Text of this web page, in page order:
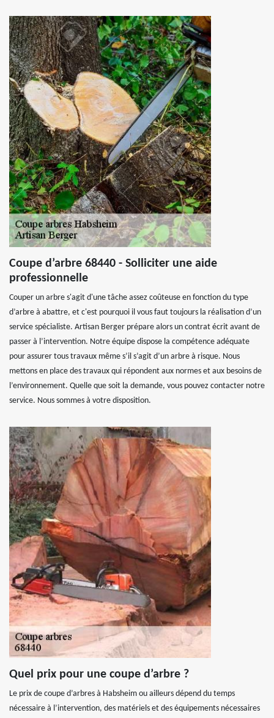
Coupe d’arbre 68440 - Solliciter une aide
professionnelle
Couper un arbre s'agit d'une tâche assez coûteuse en fonction du type
d’arbre à abattre, et c'est pourquoi il vous faut toujours la réalisation d’un
service spécialiste. Artisan Berger prépare alors un contrat écrit avant de
passer à l’intervention. Notre équipe dispose la compétence adéquate
pour assurer tous travaux même s’il s’agit d’un arbre à risque. Nous
mettons en place des travaux qui répondent aux normes et aux besoins de
l’environnement. Quelle que soit la demande, vous pouvez contacter notre
service. Nous sommes à votre disposition.
Quel prix pour une coupe d’arbre ?
Le prix de coupe d’arbres à Habsheim ou ailleurs dépend du temps
nécessaire à l’intervention, des matériels et des équipements nécessaires